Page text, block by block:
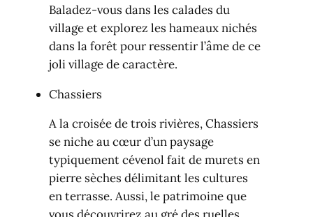
Baladez-vous dans les calades du
village et explorez les hameaux nichés
dans la forêt pour ressentir l’âme de ce
joli village de caractère.
Chassiers
A la croisée de trois rivières, Chassiers
se niche au cœur d’un paysage
typiquement cévenol fait de murets en
pierre sèches délimitant les cultures
en terrasse. Aussi, le patrimoine que